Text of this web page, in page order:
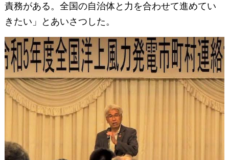
責務がある。全国の自治体と力を合わせて進めてい
きたい」とあいさつした。